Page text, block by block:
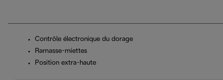
Contrôle électronique du dorage
Ramasse-miettes
Position extra-haute